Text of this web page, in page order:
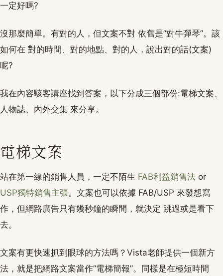
一定好嗎?
沒那麼簡單。有對的人，但文案不對 依舊是”對牛彈琴”。該
如何在 對的時間、對的地點、對的人，說出對的話(文案)
呢?
我在內容駭客講座找到答案，以下分成三個部份:電梯文案、
人物誌、內外交集 來分享。
電梯文案
站在第一線的銷售人員，一定不陌生 FAB利益銷售法 or
USP獨特銷售主張。文案也可以依據 FAB/USP 來發想寫
作，但網路廣告只有幾秒鐘的瞬間，就決定 跳過或是看下
去。
文案有更快速抓到眼球的方法嗎？Vista老師提供一個新方
法，就是把網路文案當作”電梯簡報”。同樣是在極短時間